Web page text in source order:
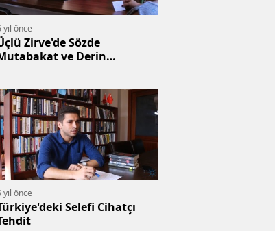
yıl önce
Zirve'de Sözde
ve Derin
yıl önce
Selefi Cihatçı